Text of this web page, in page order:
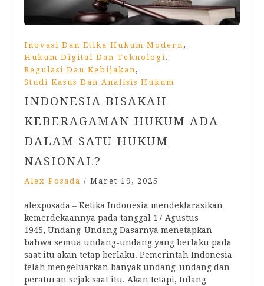
Inovasi Dan Etika Hukum Modern ,
Hukum Digital Dan Teknologi ,
Regulasi Dan Kebijakan ,
Studi Kasus Dan Analisis Hukum
INDONESIA BISAKAH
KEBERAGAMAN HUKUM ADA
DALAM SATU HUKUM
NASIONAL?
Alex Posada / Maret 19, 2025
alexposada – Ketika Indonesia mendeklarasikan
kemerdekaannya pada tanggal 17 Agustus
1945, Undang-Undang Dasarnya menetapkan
bahwa semua undang-undang yang berlaku pada
saat itu akan tetap berlaku. Pemerintah Indonesia
telah mengeluarkan banyak undang-undang dan
peraturan sejak saat itu. Akan tetapi, tulang